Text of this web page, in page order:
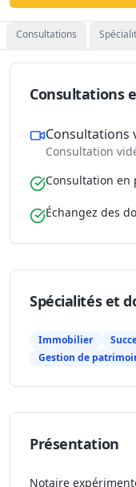
Consultations
Consultations
Consultations
Consultation
Consultation
Échangez des
Spécialités et
Immobilier
Gestion de
Présentation
Notaire